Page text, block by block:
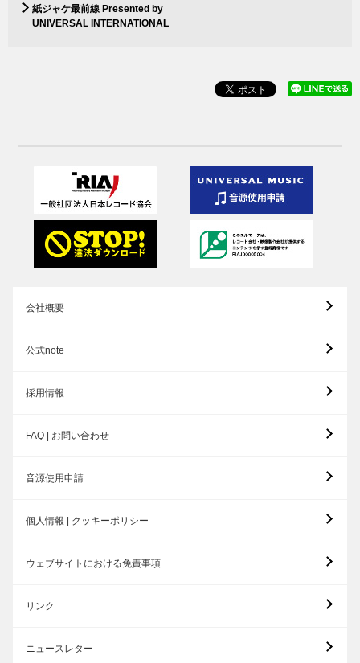
紙ジャケ最前線 Presented by
UNIVERSAL INTERNATIONAL
会社概要
公式note
採用情報
FAQ | お問い合わせ
音源使用申請
個人情報 | クッキーポリシー
ウェブサイトにおける免責事項
リンク
ニュースレター